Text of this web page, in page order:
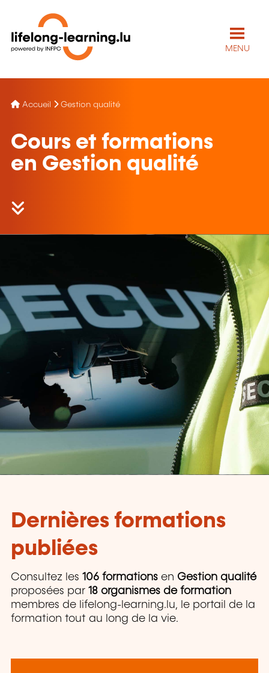
MENU
Accueil Gestion qualité
Cours et formations
en Gestion qualité
Dernières formations
publiées
Consultez les 106 formations en Gestion qualité
proposées par 18 organismes de formation
membres de lifelong-learning.lu, le portail de la
formation tout au long de la vie.